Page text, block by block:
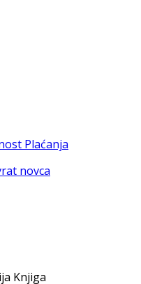
Plaćanja
novca
Knjiga